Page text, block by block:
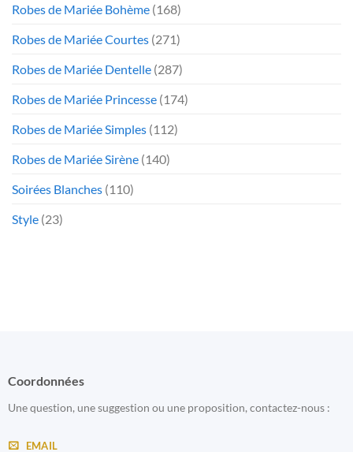
Robes de Mariée Bohème (168)
Robes de Mariée Courtes (271)
Robes de Mariée Dentelle (287)
Robes de Mariée Princesse (174)
Robes de Mariée Simples (112)
Robes de Mariée Sirène (140)
Soirées Blanches (110)
Style (23)
Coordonnées
Une question, une suggestion ou une proposition, contactez-nous :
EMAIL